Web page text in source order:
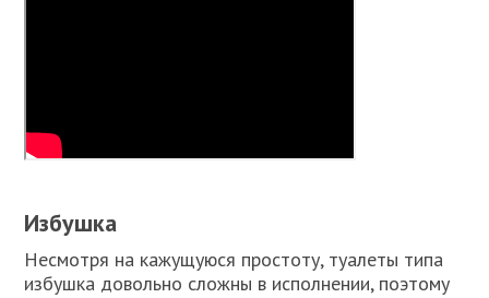
Избушка
Несмотря на кажущуюся простоту, туалеты типа
избушка довольно сложны в исполнении, поэтому